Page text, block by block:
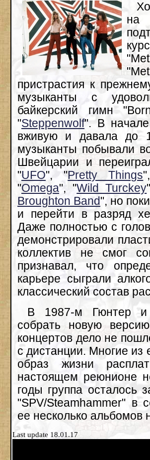
на
пристрастия к
музыканты с
байкерский гимн
"Steppenwolf". В начале
вживую и давала до
музыканты побывали
Швейцарии и
"UFO", "Pretty Things
"Omega", "Wild Turckey
Broughton Band", но
и перейти в разряд
Даже полностью с
демонстрировали
коллектив не смог
признавал, что
карьере сыграли
классический состав
В 1987-м Гюнтер и
собрать новую
концертов дело не
с дистанции. Многие из
образ жизни
настоящем реюнионе
годы группа
"SPV/Steamhammer" в
ее несколько альбомов
Last update 18.01.17